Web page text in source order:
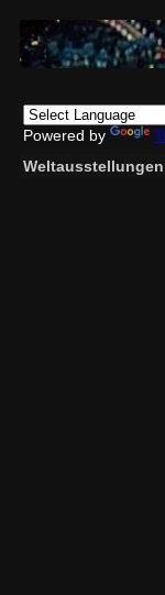
Powered by
Weltausstellungen